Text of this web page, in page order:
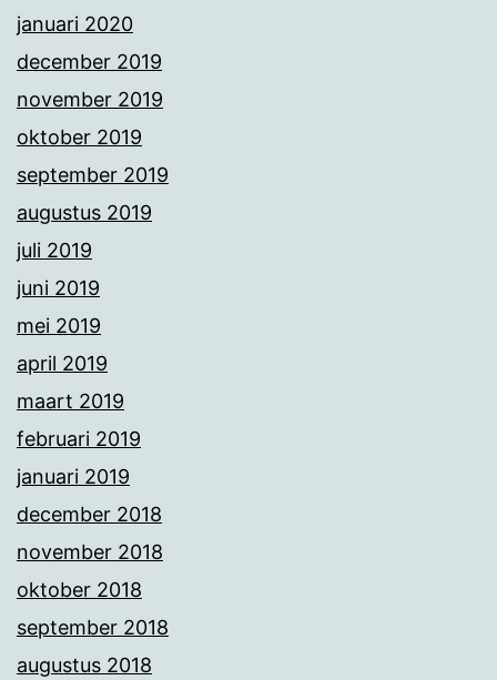
januari 2020
december 2019
november 2019
oktober 2019
september 2019
augustus 2019
juli 2019
juni 2019
mei 2019
april 2019
maart 2019
februari 2019
januari 2019
december 2018
november 2018
oktober 2018
september 2018
augustus 2018